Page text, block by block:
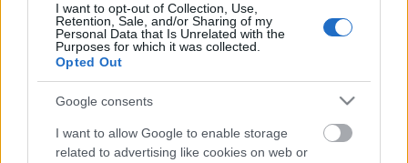
I want to opt-out of Collection, Use,
Retention, Sale, and/or Sharing of my
Personal Data that Is Unrelated with the
Purposes for which it was collected.
Opted Out
Google consents
I want to allow Google to enable storage
related to advertising like cookies on web or
vívnod. Duplán nehéz, ha ezt nőként teszed. Ez…